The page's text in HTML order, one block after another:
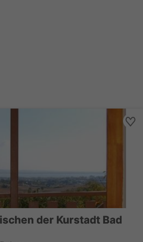
der Kurstadt Bad